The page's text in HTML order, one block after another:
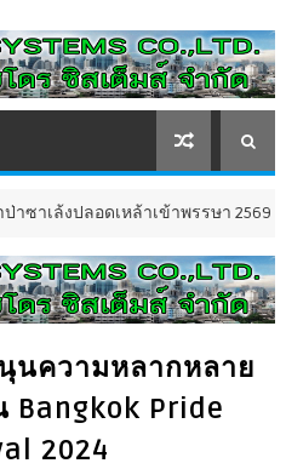
หล้าเข้าพรรษา 2569” ข่าวทั่วไป
นความหลากหลาย
Bangkok Pride
2024